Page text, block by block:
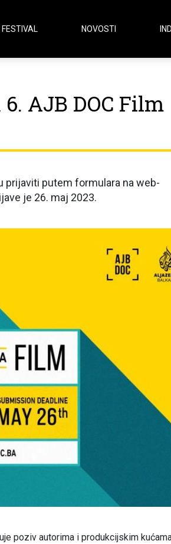
FESTIVAL NOVOSTI
AJB DOC Film
prijaviti putem formulara na web-
je 26. maj 2023.
poziv autorima i produkcijskim